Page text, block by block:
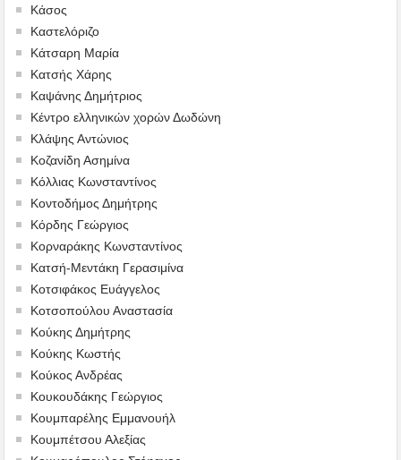
Κάσος
Καστελόριζο
Κάτσαρη Μαρία
Κατσής Χάρης
Καψάνης Δημήτριος
Κέντρο ελληνικών χορών Δωδώνη
Κλάψης Αντώνιος
Κοζανίδη Ασημίνα
Κόλλιας Κωνσταντίνος
Κοντοδήμος Δημήτρης
Κόρδης Γεώργιος
Κορναράκης Κωνσταντίνος
Κατσή-Μεντάκη Γερασιμίνα
Κοτσιφάκος Ευάγγελος
Κοτσοπούλου Αναστασία
Κούκης Δημήτρης
Κούκης Κωστής
Κούκος Ανδρέας
Κουκουδάκης Γεώργιος
Κουμπαρέλης Εμμανουήλ
Κουμπέτσου Αλεξίας